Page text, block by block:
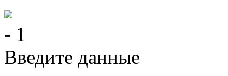
- 1
Введите данные